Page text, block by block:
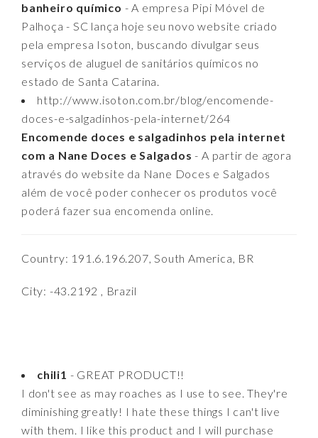
banheiro químico - A empresa Pipi Móvel de
Palhoça - SC lança hoje seu novo website criado
pela empresa Isoton, buscando divulgar seus
serviços de aluguel de sanitários químicos no
estado de Santa Catarina.
http://www.isoton.com.br/blog/encomende-
doces-e-salgadinhos-pela-internet/264
Encomende doces e salgadinhos pela internet
com a Nane Doces e Salgados - A partir de agora
através do website da Nane Doces e Salgados
além de você poder conhecer os produtos você
poderá fazer sua encomenda online.
Country: 191.6.196.207, South America, BR
City: -43.2192 , Brazil
chili1 - GREAT PRODUCT!!
I don't see as may roaches as I use to see. They're
diminishing greatly! I hate these things I can't live
with them. I like this product and I will purchase